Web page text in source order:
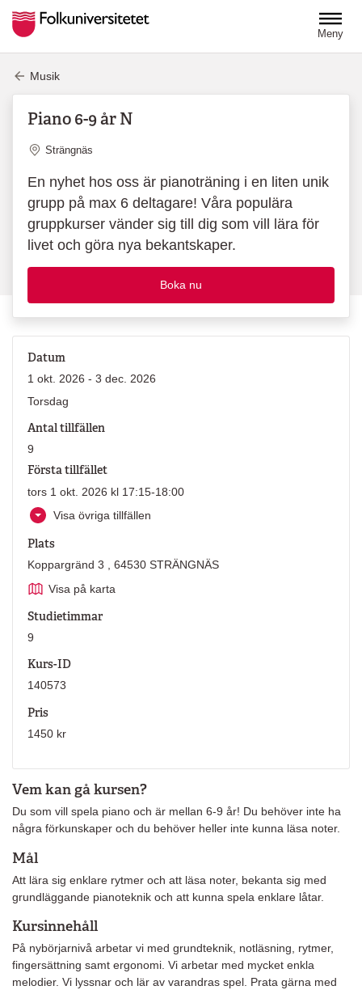
Meny
Musik
Piano 6-9 år N
Plats
Strängnäs
En nyhet hos oss är pianoträning i en liten unik
grupp på max 6 deltagare! Våra populära
gruppkurser vänder sig till dig som vill lära för
livet och göra nya bekantskaper.
Boka nu
Vem kan gå kursen?
Du som vill spela piano och är mellan 6-9 år! Du behöver inte ha
några förkunskaper och du behöver heller inte kunna läsa noter.
Mål
Att lära sig enklare rytmer och att läsa noter, bekanta sig med
grundläggande pianoteknik och att kunna spela enklare låtar.
Kursinnehåll
På nybörjarnivå arbetar vi med grundteknik, notläsning, rytmer,
fingersättning samt ergonomi. Vi arbetar med mycket enkla
melodier. Vi lyssnar och lär av varandras spel. Prata gärna med
Datum
1 okt. 2026 - 3 dec. 2026
Torsdag
Antal tillfällen
9
Första tillfället
tors 1 okt. 2026 kl 17:15-18:00
Visa övriga tillfällen
Plats
Koppargränd 3 , 64530 STRÄNGNÄS
Visa på karta
Studietimmar
9
Kurs-ID
140573
Pris
1450 kr